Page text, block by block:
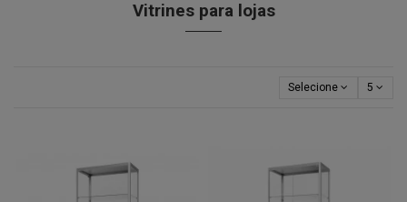
Vitrines para lojas
Selecione 5